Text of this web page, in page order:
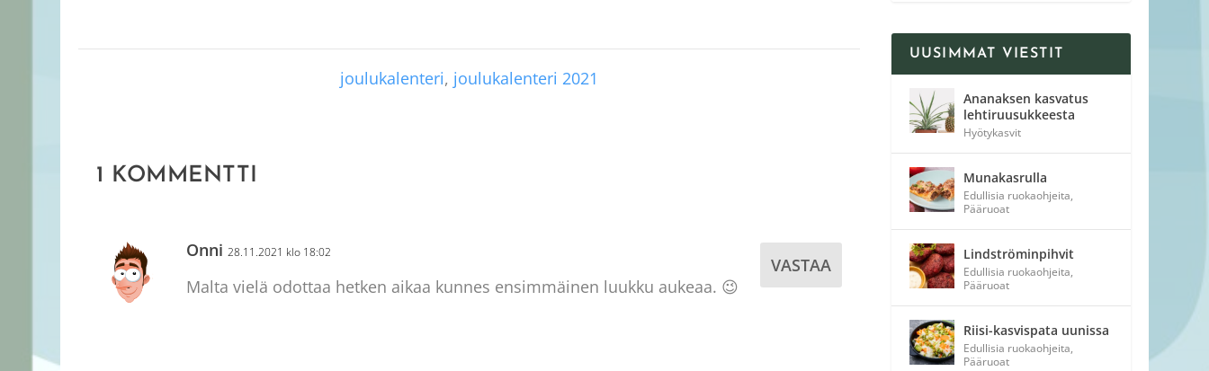
joulukalenteri, joulukalenteri 2021
1 KOMMENTTI
Onni 28.11.2021 klo 18:02
Malta vielä odottaa hetken aikaa kunnes ensimmäinen luukku aukeaa. 😉
VASTAA
UUSIMMAT VIESTIT
Ananaksen kasvatus
lehtiruusukkeesta
Hyötykasvit
Munakasrulla
Edullisia ruokaohjeita,
Pääruoat
Lindströminpihvit
Edullisia ruokaohjeita,
Pääruoat
Riisi-kasvispata uunissa
Edullisia ruokaohjeita,
Pääruoat